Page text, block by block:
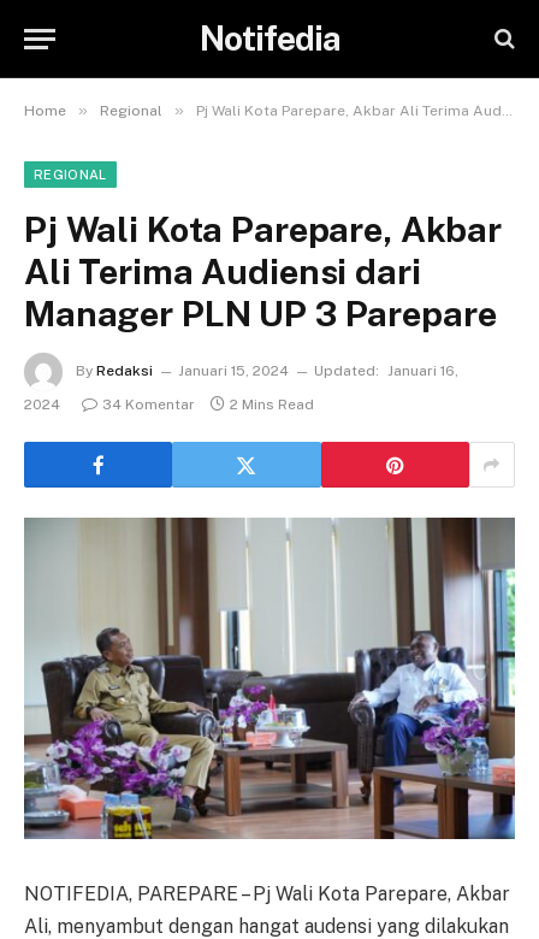
Notifedia
Home » Regional » Pj Wali Kota Parepare, Akbar Ali Terima Audiensi dari Manager PLN UP 3 Parepare
REGIONAL
Pj Wali Kota Parepare, Akbar
Ali Terima Audiensi dari
Manager PLN UP 3 Parepare
By Redaksi Januari 15, 2024 Updated: Januari 16,
2024
34 Komentar 2 Mins Read
NOTIFEDIA, PAREPARE – Pj Wali Kota Parepare, Akbar
Ali, menyambut dengan hangat audensi yang dilakukan